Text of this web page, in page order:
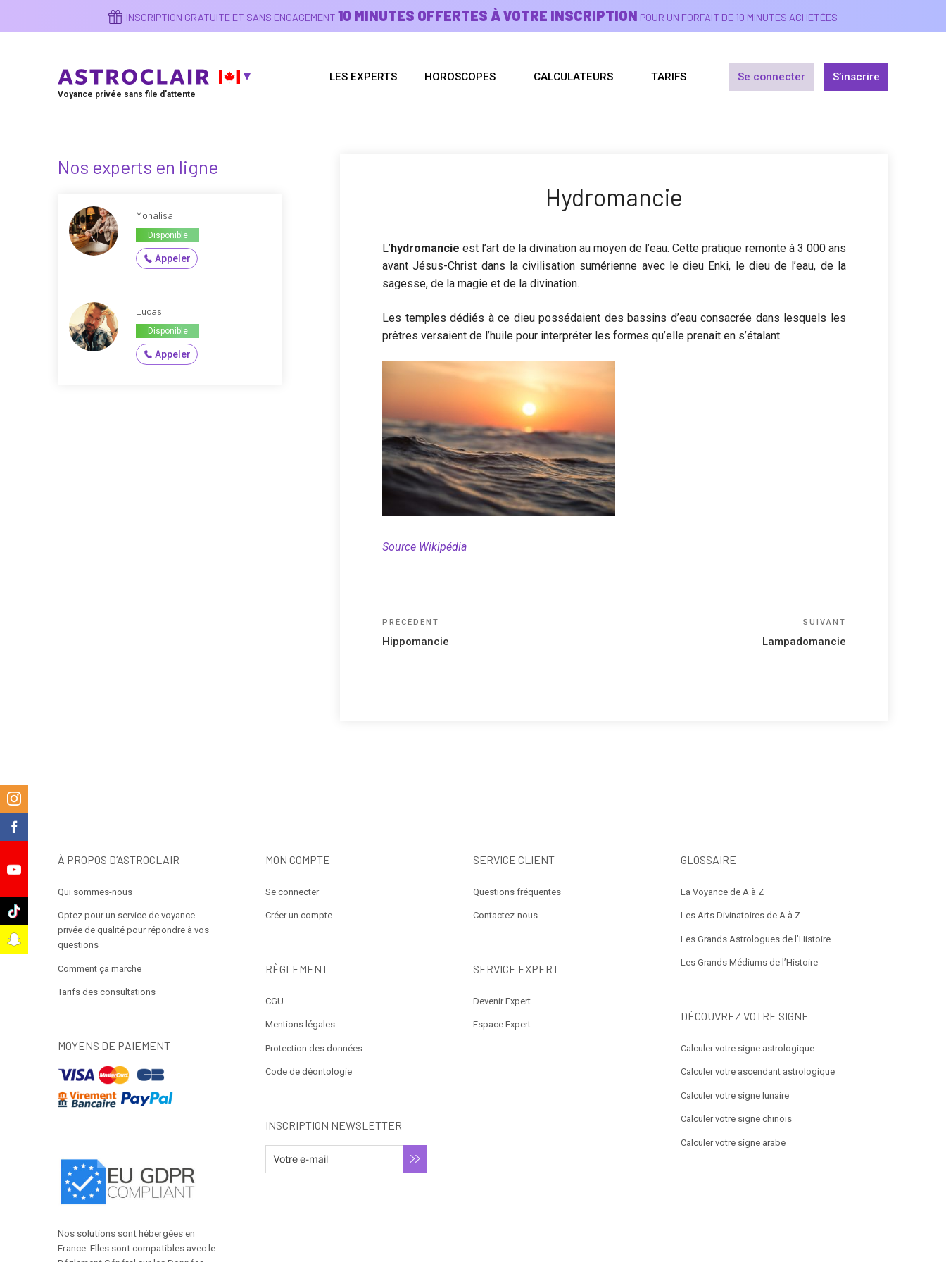
contenu
INSCRIPTION GRATUITE ET SANS ENGAGEMENT 10 MINUTES OFFERTES À VOTRE INSCRIPTION POUR UN FORFAIT DE 10 MINUTES ACHETÉES
Voyance privée sans file d'attente
LES EXPERTS HOROSCOPES CALCULATEURS TARIFS Se connecter S’inscrire
Hydromancie
L’hydromancie est l’art de la divination au moyen de l’eau. Cette pratique remonte à 3 000 ans
avant Jésus-Christ dans la civilisation sumérienne avec le dieu Enki, le dieu de l’eau, de la
sagesse, de la magie et de la divination.
Les temples dédiés à ce dieu possédaient des bassins d’eau consacrée dans lesquels les
prêtres versaient de l’huile pour interpréter les formes qu’elle prenait en s’étalant.
Source Wikipédia
Navigation
de
Article
précédent
PRÉCÉDENT
Hippomancie
SUIVANT
Lampadomancie
Nos experts en ligne
Monalisa
Disponible
Appeler
Lucas
Disponible
Appeler
À PROPOS D’ASTROCLAIR
Qui sommes-nous
Optez pour un service de voyance
privée de qualité pour répondre à vos
questions
Comment ça marche
Tarifs des consultations
MOYENS DE PAIEMENT
Nos solutions sont hébergées en
France. Elles sont compatibles avec le
MON COMPTE
Se connecter
Créer un compte
RÈGLEMENT
CGU
Mentions légales
Protection des données
Code de déontologie
INSCRIPTION NEWSLETTER
SERVICE CLIENT
Questions fréquentes
Contactez-nous
SERVICE EXPERT
Devenir Expert
Espace Expert
GLOSSAIRE
La Voyance de A à Z
Les Arts Divinatoires de A à Z
Les Grands Astrologues de l’Histoire
Les Grands Médiums de l’Histoire
DÉCOUVREZ VOTRE SIGNE
Calculer votre signe astrologique
Calculer votre ascendant astrologique
Calculer votre signe lunaire
Calculer votre signe chinois
Calculer votre signe arabe